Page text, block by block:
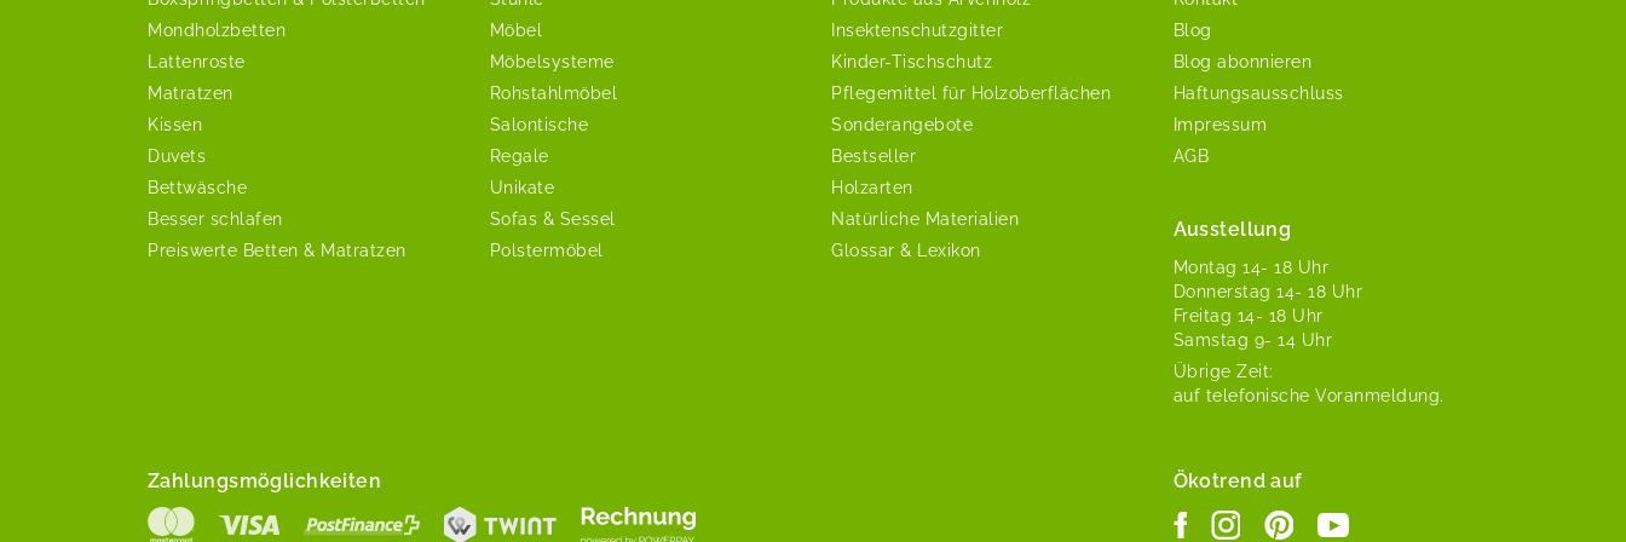
Mondholzbetten
Lattenroste
Matratzen
Kissen
Duvets
Bettwäsche
Besser schlafen
Preiswerte Betten & Matratzen
Möbel
Möbelsysteme
Rohstahlmöbel
Salontische
Regale
Unikate
Sofas & Sessel
Polstermöbel
Insektenschutzgitter
Kinder-Tischschutz
Pflegemittel für Holzoberflächen
Sonderangebote
Bestseller
Holzarten
Natürliche Materialien
Glossar & Lexikon
Blog
Blog abonnieren
Haftungsausschluss
Impressum
AGB
Ausstellung
Mon­tag 14- 18 Uhr
Don­ner­stag 14- 18 Uhr
Fre­itag 14- 18 Uhr
Sam­stag 9- 14 Uhr
Übrige Zeit:
auf tele­fonis­che Voranmeldung.
Zahlungsmöglichkeiten Ökotrend auf